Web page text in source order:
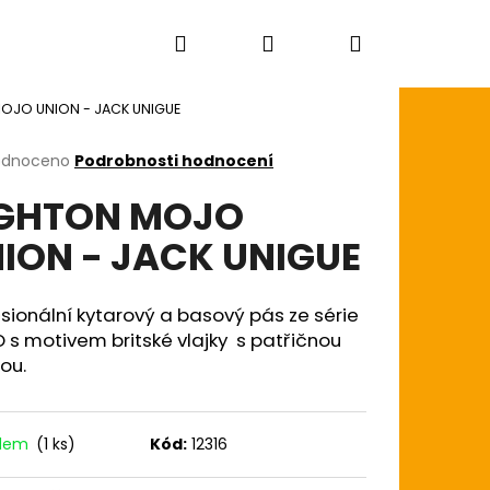
Hledat PřihlášeníNákupní
UNION - JACK UNIGUE
Podrobnosti hodnocení
MOJO
- JACK UNIGUE
kytarový a basový pás ze série
s motivem britské vlajky s patřičnou
(1 ks) Kód: 12316
SKIN+ COATED